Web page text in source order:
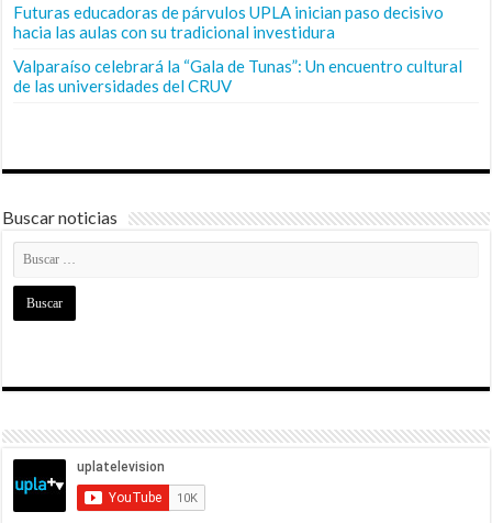
Futuras educadoras de párvulos UPLA inician paso decisivo
hacia las aulas con su tradicional investidura
Valparaíso celebrará la “Gala de Tunas”: Un encuentro cultural
de las universidades del CRUV
Buscar noticias